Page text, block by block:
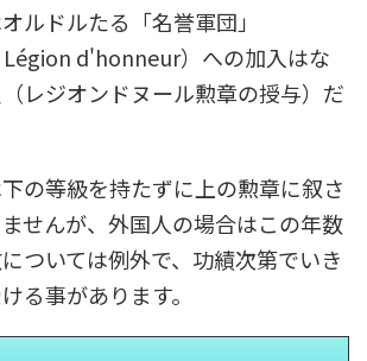
ルドルたる「名誉軍団」
Légion d'honneur）への加入はな
レジオンドヌール勲章の授与）だ
の等級を持たずに上の勲章に叙さ
せんが、外国人の場合はこの年数
ついては例外で、功績次第でいき
る事があります。